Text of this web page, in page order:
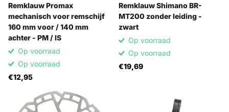
Remklauw Promax
mechanisch voor remschijf
160 mm voor / 140 mm
achter - PM / IS
Op voorraad
Op voorraad
€12,95
Remklauw Shimano BR-
MT200 zonder leiding -
zwart
Op voorraad
Op voorraad
€19,69